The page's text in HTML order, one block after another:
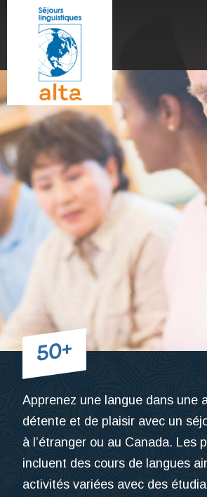
50+
Apprenez une langue dans une
détente et de plaisir avec un
à l’étranger ou au Canada. Les
incluent des cours de langues
activités variées avec des